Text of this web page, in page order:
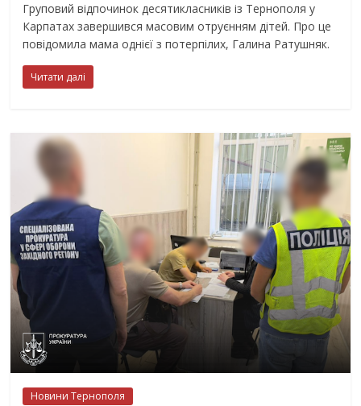
Груповий відпочинок десятикласників із Тернополя у
Карпатах завершився масовим отруєнням дітей. Про це
повідомила мама однієї з потерпілих, Галина Ратушняк.
Читати далі
Новини Тернополя